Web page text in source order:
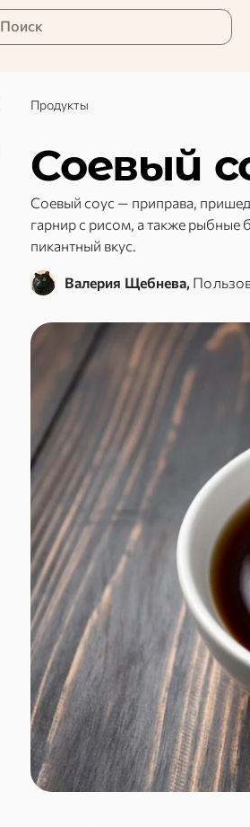
Поиск
Продукты
Соевый
Соевый соус — приправа,
гарнир с рисом, а также рыбные
пикантный вкус.
Валерия Щебнева,